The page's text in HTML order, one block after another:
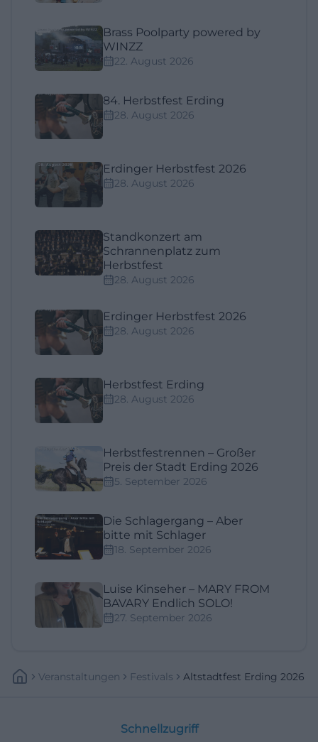
Brass Poolparty powered by
WINZZ
22. August 2026
84. Herbstfest Erding
28. August 2026
Erdinger Herbstfest 2026
28. August 2026
Standkonzert am
Schrannenplatz zum
Herbstfest
28. August 2026
Erdinger Herbstfest 2026
28. August 2026
Herbstfest Erding
28. August 2026
Herbstfestrennen – Großer
Preis der Stadt Erding 2026
5. September 2026
Die Schlagergang – Aber
bitte mit Schlager
18. September 2026
Luise Kinseher – MARY FROM
BAVARY Endlich SOLO!
27. September 2026
Veranstaltungen Festivals Altstadtfest Erding 2026
Schnellzugriff